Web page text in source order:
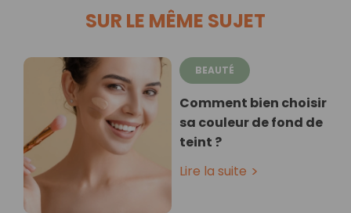
SUR LE MÊME SUJET
BEAUTÉ
Comment bien choisir
sa couleur de fond de
teint ?
Lire la suite